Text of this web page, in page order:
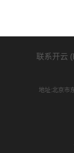
联系开云
地址:北京市